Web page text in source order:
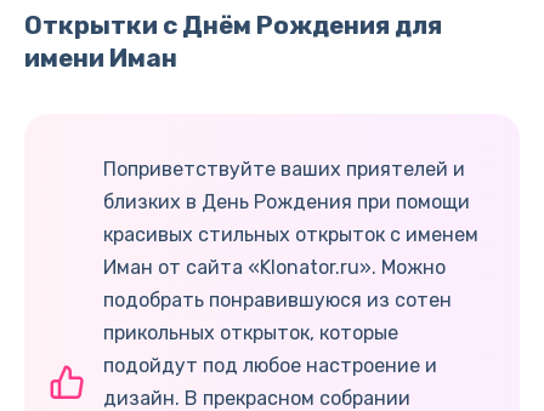
Открытки с Днём Рождения для
имени Иман
Поприветствуйте ваших приятелей и
близких в День Рождения при помощи
красивых стильных открыток с именем
Иман от сайта «Klonator.ru». Можно
подобрать понравившуюся из сотен
прикольных открыток, которые
подойдут под любое настроение и
дизайн. В прекрасном собрании